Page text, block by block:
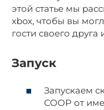
этой статье мы
xbox, чтобы вы
гости своего друга
Запуск
Запускаем
COOP от